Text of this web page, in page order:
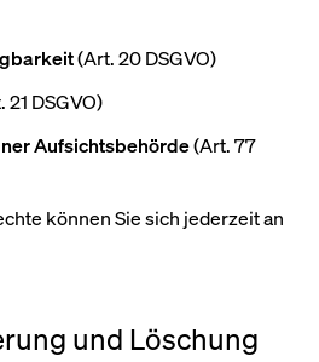
(Art. 20 DSGVO)
21 DSGVO)
Aufsichtsbehörde(Art. 77
können Sie sich jederzeit an
und Löschung